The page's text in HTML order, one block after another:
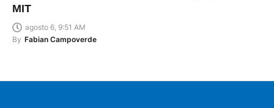
MIT
agosto 6, 9:51 AM
By Fabian Campoverde